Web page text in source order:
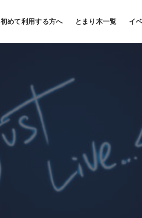
初めて利用する方へ とまり木一覧 イ